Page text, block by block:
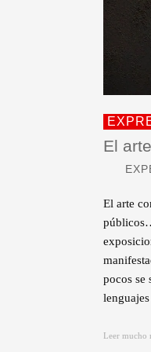
El
El arte
pocos se
Leer mucho